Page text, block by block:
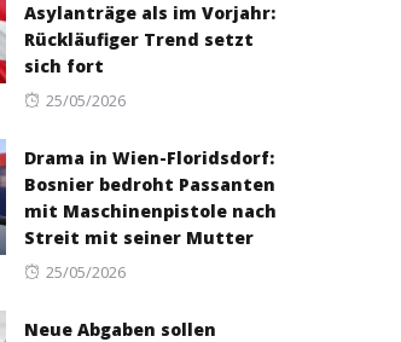
Asylanträge als im Vorjahr:
Rückläufiger Trend setzt
sich fort
Posted
25/05/2026
Drama in Wien-Floridsdorf:
Bosnier bedroht Passanten
mit Maschinenpistole nach
Streit mit seiner Mutter
Posted
25/05/2026
Neue Abgaben sollen